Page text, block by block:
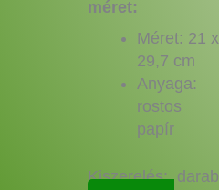
méret:
Méret: 21 x
29,7 cm
Anyaga:
rostos
papír
Kiszerelés: darab